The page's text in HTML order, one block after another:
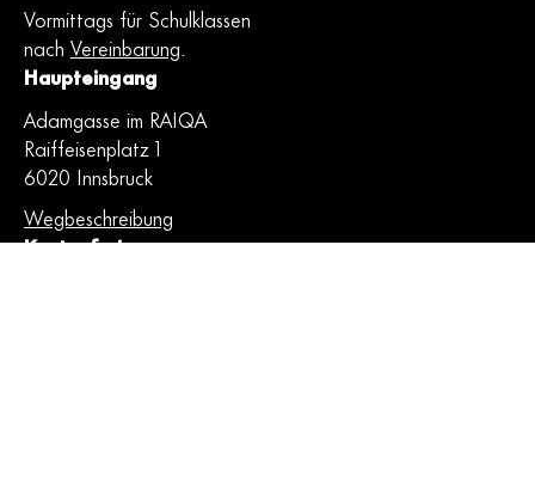
Vormittags für Schulklassen
nach Vereinbarung
Haupteingang
Adamgasse im RAIQA
Raiffeisenplatz 1
6020 Innsbruck
Wegbeschreibung
Kostenfrei